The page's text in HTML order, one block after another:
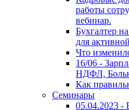
работы
вебинар.
Бухгалтер
для
Что
16/06 -
НДФЛ,
Как
Семинары
05.04.2023